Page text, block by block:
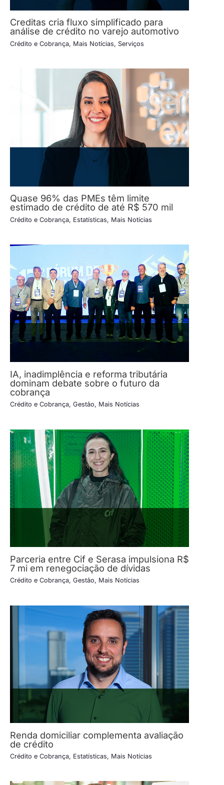
Creditas cria fluxo simplificado para
análise de crédito no varejo automotivo
Crédito e Cobrança, Mais Notícias, Serviços
Quase 96% das PMEs têm limite
estimado de crédito de até R$ 570 mil
Crédito e Cobrança, Estatísticas, Mais Notícias
IA, inadimplência e reforma tributária
dominam debate sobre o futuro da
cobrança
Crédito e Cobrança, Gestão, Mais Notícias
Parceria entre Cif e Serasa impulsiona R$
7 mi em renegociação de dívidas
Crédito e Cobrança, Gestão, Mais Notícias
Renda domiciliar complementa avaliação
de crédito
Crédito e Cobrança, Estatísticas, Mais Notícias